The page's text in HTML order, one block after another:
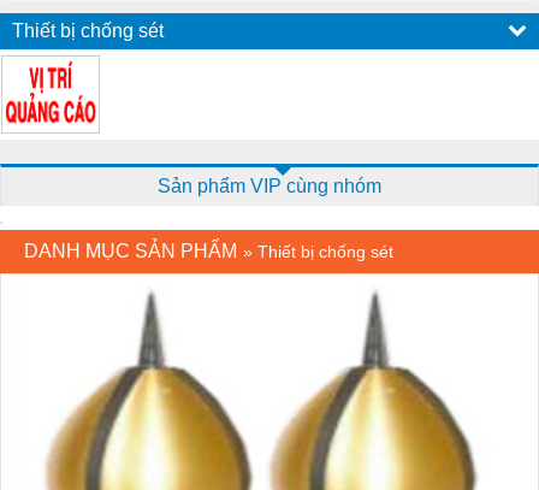
Thiết bị chống sét
Sản phẩm VIP cùng nhóm
DANH MỤC SẢN PHẨM » Thiết bị chống sét